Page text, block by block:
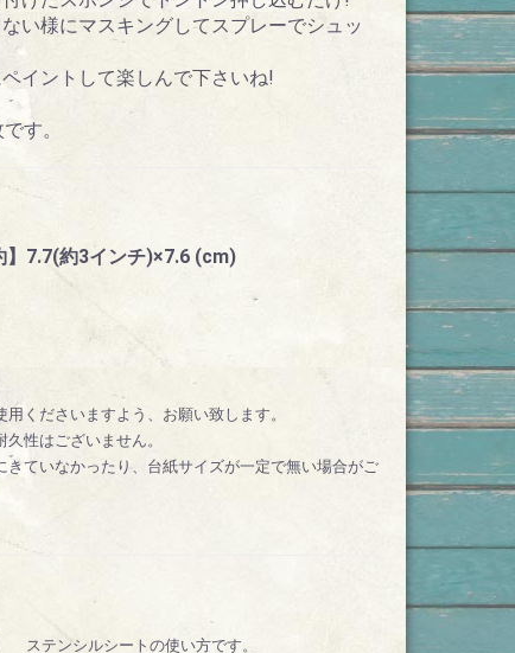
い様にマスキングしてスプレーでシュッ
イントして楽しんで下さいね!
す。
】7.7(約3インチ)×7.6 (cm)
くださいますよう、お願い致します。
性はございません。
ていなかったり、台紙サイズが一定で無い場合がご
ステンシルシートの使い方です。